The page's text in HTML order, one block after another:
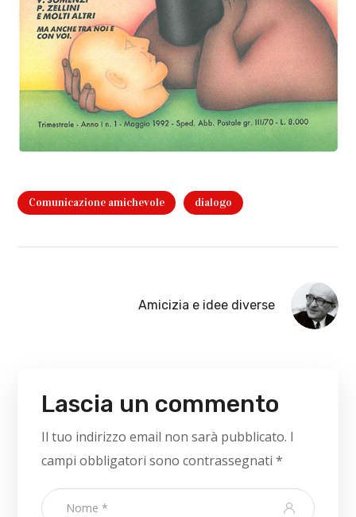
Comunicazione amichevole dialogo
Amicizia e idee diverse
Lascia un commento
Il tuo indirizzo email non sarà pubblicato. I
campi obbligatori sono contrassegnati*